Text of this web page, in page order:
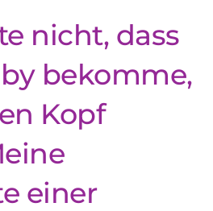
nicht, dass
bekomme,
Kopf
einer